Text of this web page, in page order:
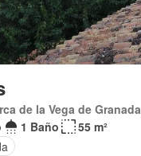
de la Vega de Granada
1 Baño
55 m²